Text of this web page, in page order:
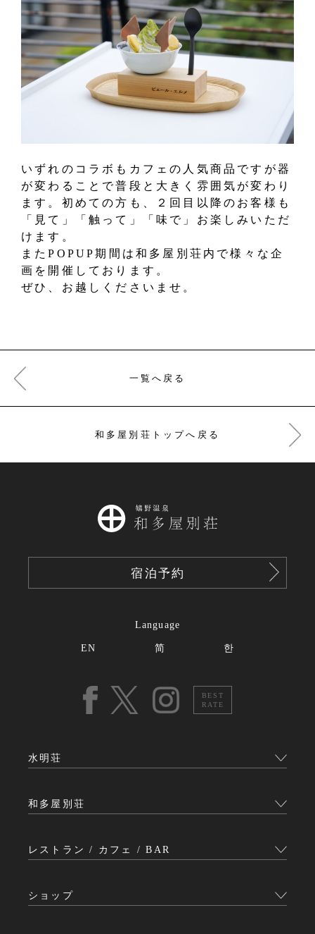
いずれのコラボもカフェの人気商品ですが器
が変わることで普段と大きく雰囲気が変わり
ます。初めての方も、２回目以降のお客様も
「見て」「触って」「味で」お楽しみいただ
けます。
またPOPUP期間は和多屋別荘内で様々な企
画を開催しております。
ぜひ、お越しくださいませ。
一覧へ戻る
和多屋別荘トップへ戻る
宿泊予約
Language
EN 简 한
BEST
RATE
水明荘
和多屋別荘
レストラン / カフェ / BAR
ショップ